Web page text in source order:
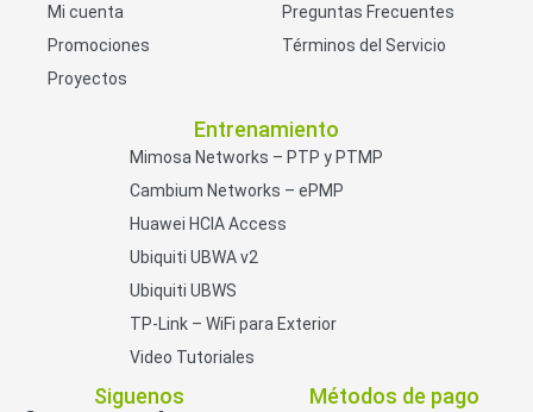
Mi cuenta
Promociones
Proyectos
Preguntas Frecuentes
Términos del Servicio
Entrenamiento
Mimosa Networks – PTP y PTMP
Cambium Networks – ePMP
Huawei HCIA Access
Ubiquiti UBWA v2
Ubiquiti UBWS
TP-Link – WiFi para Exterior
Video Tutoriales
Siguenos Métodos de pago